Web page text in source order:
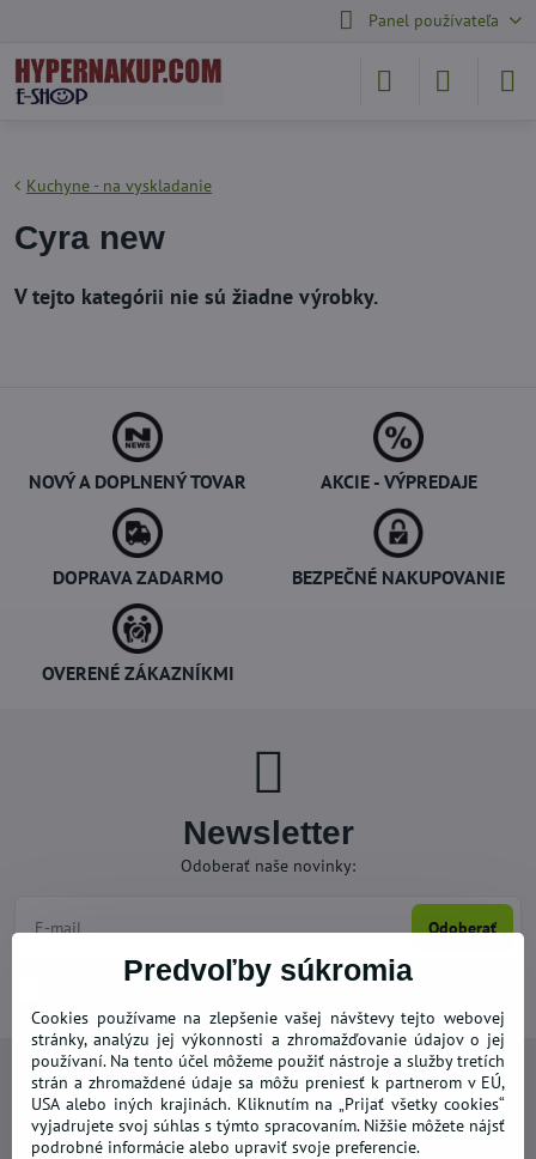
Panel používateľa
Kuchyne - na vyskladanie
Cyra new
NOVÝ A DOPLNENÝ TOVAR AKCIE - VÝPREDAJE
DOPRAVA ZADARMO BEZPEČNÉ NAKUPOVANIE
OVERENÉ ZÁKAZNÍKMI
Newsletter
Odoberať naše novinky:
Odoberať
Chcem sa prihlásiť k odberu noviniek e-mailom
Kontakty
+421 950 492 562
Predvoľby súkromia
Cookies používame na zlepšenie vašej návštevy tejto webovej
stránky, analýzu jej výkonnosti a zhromažďovanie údajov o jej
používaní. Na tento účel môžeme použiť nástroje a služby tretích
strán a zhromaždené údaje sa môžu preniesť k partnerom v EÚ,
USA alebo iných krajinách. Kliknutím na „Prijať všetky cookies“
vyjadrujete svoj súhlas s týmto spracovaním. Nižšie môžete nájsť
podrobné informácie alebo upraviť svoje preferencie.